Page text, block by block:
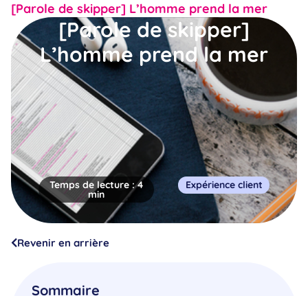
[Parole de skipper] L’homme prend la mer
[Parole de skipper]
L’homme prend la mer
Temps de lecture :4
min
Expérience client
Revenir en arrière
Sommaire